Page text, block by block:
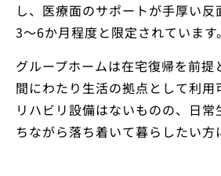
し、医療面のサポートが手厚い
3〜6か月程度と限定されています。
グループホームは在宅復帰を前提
間にわたり生活の拠点として利用
リハビリ設備はないものの、日
ちながら落ち着いて暮らしたい方